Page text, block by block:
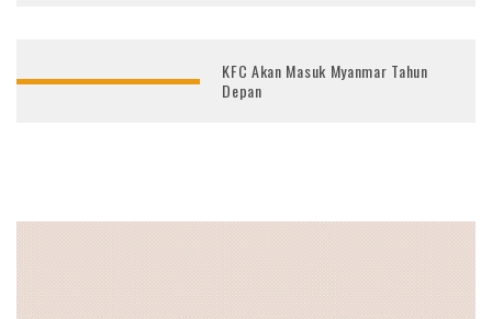
KFC Akan Masuk Myanmar Tahun
Depan